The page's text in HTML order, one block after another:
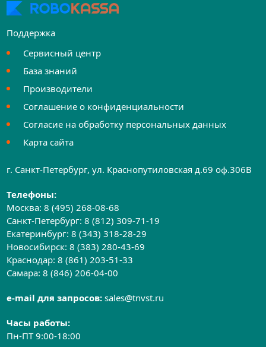
Поддержка
Сервисный центр
База знаний
Производители
Соглашение о конфиденциальности
Согласие на обработку персональных данных
Карта сайта
г. Санкт-Петербург, ул. Краснопутиловская д.69 оф.306B
Телефоны:
Москва:8 (495) 268-08-68
Санкт-Петербург:8 (812) 309-71-19
Екатеринбург:8 (343) 318-28-29
Новосибирск:8 (383) 280-43-69
Краснодар:8 (861) 203-51-33
Самара:8 (846) 206-04-00
e-mail для запросов:sales@tnvst.ru
Часы работы:
Пн-ПТ 9:00-18:00